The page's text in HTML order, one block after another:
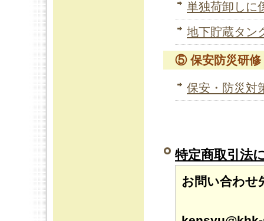
単独荷卸しに
地下貯蔵タ
⑤ 保安防災研修
保安・防災対
特定商取引法
お問い合わせ